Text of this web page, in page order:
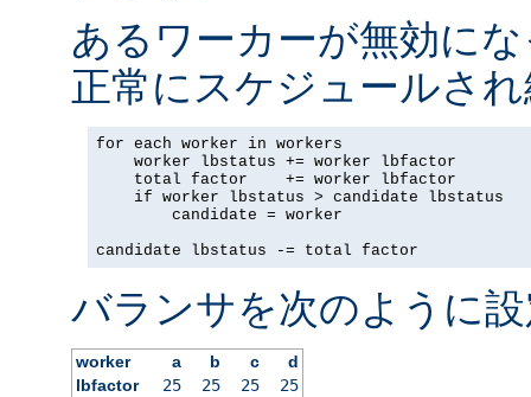
あるワーカーが無効に
正常にスケジュールさ
for each worker in workers
    worker lbstatus += worker lbfactor
    total factor    += worker lbfactor
    if worker lbstatus > candidate lbstatus
        candidate = worker
candidate lbstatus -= total factor
バランサを次のように
worker a b c
d
lbfactor
25 25 25
25